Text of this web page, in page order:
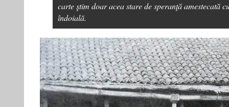
carte ştim doar acea stare de speranţă amestecată
îndoială.